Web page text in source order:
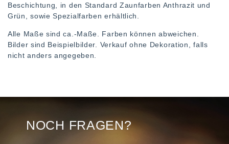
Beschichtung, in den Standard Zaunfarben Anthrazit und
Grün, sowie Spezialfarben erhältlich.
Alle Maße sind ca.-Maße. Farben können abweichen.
Bilder sind Beispielbilder. Verkauf ohne Dekoration, falls
nicht anders angegeben.
NOCH FRAGEN?